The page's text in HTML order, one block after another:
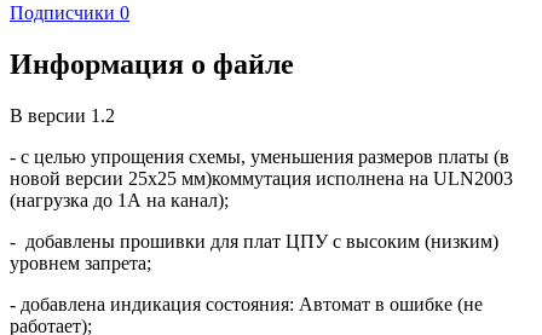
Подписчики 0
Информация о файле
В версии 1.2
- с целью упрощения схемы, уменьшения размеров платы (в
новой версии 25х25 мм)коммутация исполнена на ULN2003
(нагрузка до 1А на канал);
- добавлены прошивки для плат ЦПУ с высоким (низким)
уровнем запрета;
- добавлена индикация состояния: Автомат в ошибке (не
работает);